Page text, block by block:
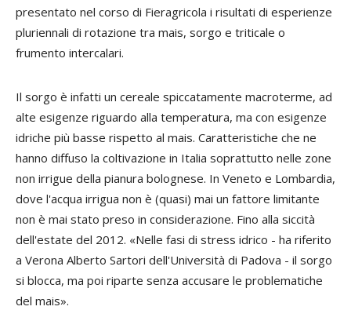
presentato nel corso di Fieragricola i risultati di esperienze
pluriennali di rotazione tra mais, sorgo e triticale o
frumento intercalari.
Il sorgo è infatti un cereale spiccatamente macroterme, ad
alte esigenze riguardo alla temperatura, ma con esigenze
idriche più basse rispetto al mais. Caratteristiche che ne
hanno diffuso la coltivazione in Italia soprattutto nelle zone
non irrigue della pianura bolognese. In Veneto e Lombardia,
dove l'acqua irrigua non è (quasi) mai un fattore limitante
non è mai stato preso in considerazione. Fino alla siccità
dell'estate del 2012. «Nelle fasi di stress idrico - ha riferito
a Verona Alberto Sartori dell'Università di Padova - il sorgo
si blocca, ma poi riparte senza accusare le problematiche
del mais».